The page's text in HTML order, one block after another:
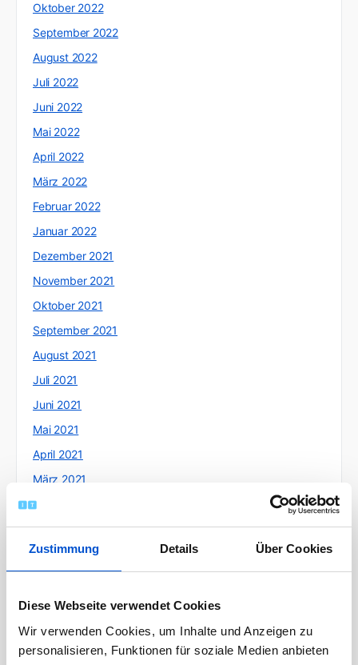
Zustimmung Details Über Cookies
Diese Webseite verwendet Cookies
Wir verwenden Cookies, um Inhalte und Anzeigen zu
personalisieren, Funktionen für soziale Medien anbieten
Oktober 2022
September 2022
August 2022
Juli 2022
Juni 2022
Mai 2022
April 2022
März 2022
Februar 2022
Januar 2022
Dezember 2021
November 2021
Oktober 2021
September 2021
August 2021
Juli 2021
Juni 2021
Mai 2021
April 2021
März 2021
Februar 2021
Januar 2021
Dezember 2020
Oktober 2020
September 2020
August 2020